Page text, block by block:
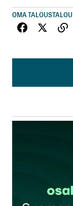
OMA TALOUS